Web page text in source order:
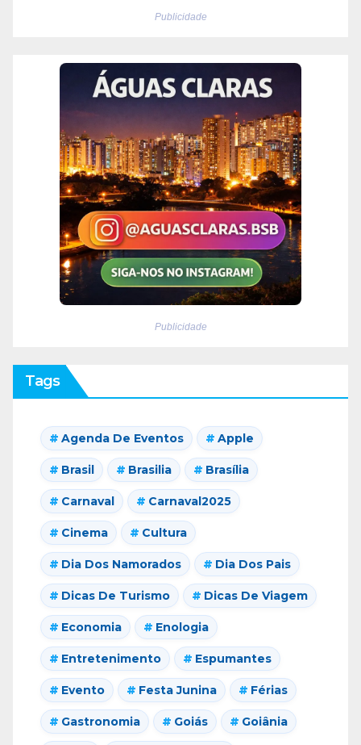
Publicidade
Publicidade
Tags
Agenda De Eventos Apple
Brasil Brasilia Brasília
Carnaval Carnaval2025
Cinema Cultura
Dia Dos Namorados Dia Dos Pais
Dicas De Turismo Dicas De Viagem
Economia Enologia
Entretenimento Espumantes
Evento Festa Junina Férias
Gastronomia Goiás Goiânia